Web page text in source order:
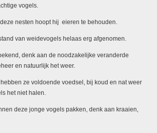
vogels.
nesten hoopt hij eieren te behouden.
van weidevogels helaas erg afgenomen.
denk aan de noodzakelijke veranderde
en natuurlijk het weer.
ze voldoende voedsel, bij koud en nat weer
het niet halen.
deze jonge vogels pakken, denk aan kraaien,